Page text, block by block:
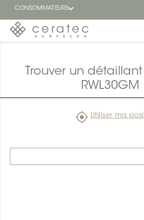
CONSOMMATEURS
Blogue
un
Trouver un détaillant
RWL30GM
Utiliser ma